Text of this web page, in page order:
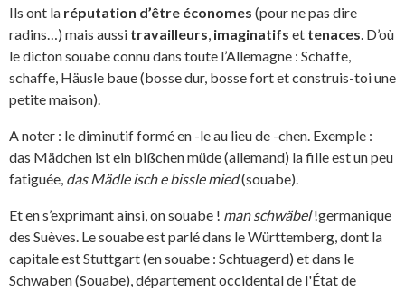
Ils ont la réputation d’être économes (pour ne pas dire
radins…) mais aussi travailleurs, imaginatifs et tenaces. D’où
le dicton souabe connu dans toute l’Allemagne : Schaffe,
schaffe, Häusle baue (bosse dur, bosse fort et construis-toi une
petite maison).
A noter : le diminutif formé en -le au lieu de -chen. Exemple :
das Mädchen ist ein bißchen müde (allemand) la fille est un peu
fatiguée, das Mädle isch e bissle mied(souabe).
Et en s’exprimant ainsi, on souabe ! man schwäbel!germanique
des Suèves. Le souabe est parlé dans le Württemberg, dont la
capitale est Stuttgart (en souabe : Schtuagerd) et dans le
Schwaben (Souabe), département occidental de l'État de